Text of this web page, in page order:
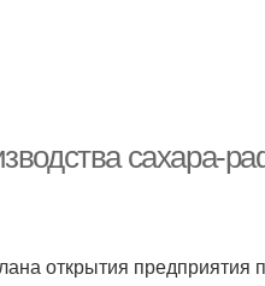
сахара-
открытия предприятия